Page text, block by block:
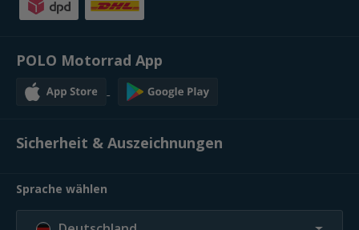
POLO Motorrad App
Sicherheit & Auszeichnungen
Sprache wählen